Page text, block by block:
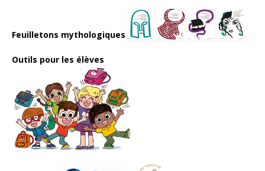
Feuilletons mythologiques
Outils pour les élèves